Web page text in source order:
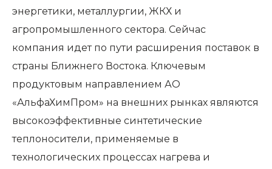
энергетики, металлургии, ЖКХ и
агропромышленного сектора. Сейчас
компания идет по пути расширения поставок в
страны Ближнего Востока. Ключевым
продуктовым направлением АО
«АльфаХимПром» на внешних рынках являются
высокоэффективные синтетические
теплоносители, применяемые в
технологических процессах нагрева и